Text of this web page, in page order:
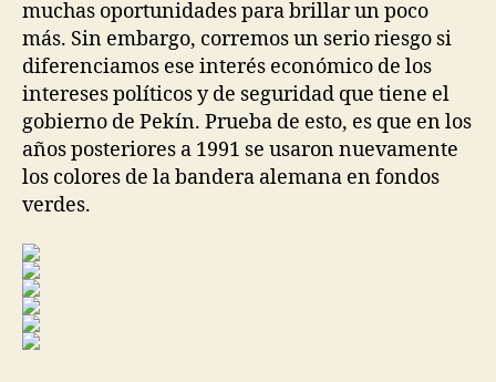
muchas oportunidades para brillar un poco
más. Sin embargo, corremos un serio riesgo si
diferenciamos ese interés económico de los
intereses políticos y de seguridad que tiene el
gobierno de Pekín. Prueba de esto, es que en los
años posteriores a 1991 se usaron nuevamente
los colores de la bandera alemana en fondos
verdes.